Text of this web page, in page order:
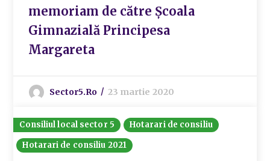
memoriam de către Școala
Gimnazială Principesa
Margareta
Sector5.ro 23 martie 2020
Consiliul local sector 5
Hotarari de consiliu
Hotarari de consiliu 2021